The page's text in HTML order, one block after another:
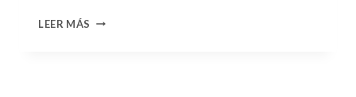
LEER MÁS CONSULTA